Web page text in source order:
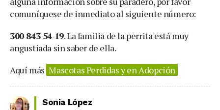
comuníquese de inmediato al siguiente número:
300 843 54 19. La familia de la perrita está muy
angustiada sin saber de ella.
Aquí más Mascotas Perdidas y en Adopción
Sonia López